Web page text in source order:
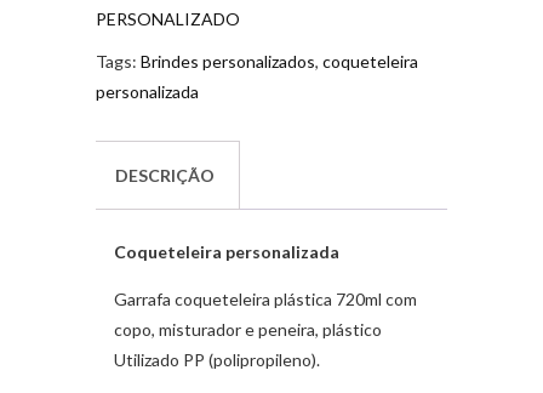
PERSONALIZADO
Tags: Brindes personalizados, coqueteleira
personalizada
DESCRIÇÃO
Coqueteleira personalizada
Garrafa coqueteleira plástica 720ml com
copo, misturador e peneira, plástico
Utilizado PP (polipropileno).